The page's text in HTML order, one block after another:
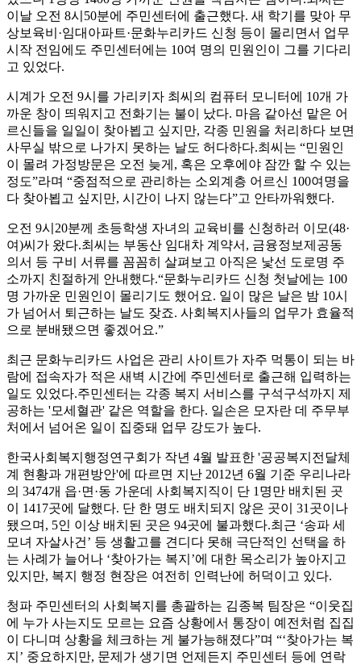
이날 오전 8시50분에 주민센터에 출근했다. 새 학기를 맞아 무
상보육비·임대아파트·문화누리카드 신청 등이 몰리면서 업무
시작 전임에도 주민센터에는 10여 명의 민원인이 그를 기다리
고 있었다.
시계가 오전 9시를 가리키자 최씨의 컴퓨터 모니터에 10개 가
까운 창이 띄워지고 전화기는 불이 났다. 마음 같아선 맡은 어
르신들을 일일이 찾아뵙고 싶지만, 각종 민원을 처리하다 보면
사무실 밖으로 나가지 못하는 날도 허다하다.최씨는 “민원인
이 몰려 가정방문은 오전 늦게, 혹은 오후에야 잠깐 할 수 있는
정도”라며 “중점적으로 관리하는 소외계층 어르신 100여명을
다 찾아뵙고 싶지만, 시간이 나지 않는다”고 안타까워했다.
오전 9시20분께 초등학생 자녀의 교육비를 신청하러 이모(48·
여)씨가 왔다.최씨는 부동산 임대차 계약서, 금융정보제공동
의서 등 구비 서류를 꼼꼼히 살펴보고 아직은 낯선 도로명 주
소까지 친절하게 안내했다.“문화누리카드 신청 첫날에는 100
명 가까운 민원인이 몰리기도 했어요. 일이 많은 날은 밤 10시
가 넘어서 퇴근하는 날도 잦죠. 사회복지사들의 업무가 효율적
으로 분배됐으면 좋겠어요.”
최근 문화누리카드 사업은 관리 사이트가 자주 먹통이 되는 바
람에 접속자가 적은 새벽 시간에 주민센터로 출근해 입력하는
일도 있었다.주민센터는 각종 복지 서비스를 구석구석까지 제
공하는 '모세혈관' 같은 역할을 한다. 일손은 모자란 데 주무부
처에서 넘어온 일이 집중돼 업무 강도가 높다.
한국사회복지행정연구회가 작년 4월 발표한 '공공복지전달체
계 현황과 개편방안'에 따르면 지난 2012년 6월 기준 우리나라
의 3474개 읍·면·동 가운데 사회복지직이 단 1명만 배치된 곳
이 1417곳에 달했다. 단 한 명도 배치되지 않은 곳이 31곳이나
됐으며, 5인 이상 배치된 곳은 94곳에 불과했다.최근 ‘송파 세
모녀 자살사건’ 등 생활고를 견디다 못해 극단적인 선택을 하
는 사례가 늘어나 ‘찾아가는 복지’에 대한 목소리가 높아지고
있지만, 복지 행정 현장은 여전히 인력난에 허덕이고 있다.
청파 주민센터의 사회복지를 총괄하는 김종복 팀장은 “이웃집
에 누가 사는지도 모르는 요즘 상황에서 통장이 예전처럼 집집
이 다니며 상황을 체크하는 게 불가능해졌다”며 “‘찾아가는 복
지’ 중요하지만, 문제가 생기면 언제든지 주민센터 등에 연락